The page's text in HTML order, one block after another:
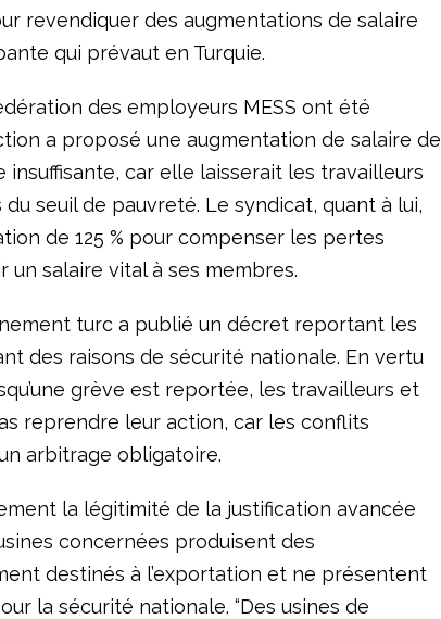
revendiquer des augmentations de salaire
qui prévaut en Turquie.
des employeurs MESS ont été
a proposé une augmentation de salaire de
insuffisante, car elle laisserait les travailleurs
seuil de pauvreté. Le syndicat, quant à lui,
de 125 % pour compenser les pertes
salaire vital à ses membres.
turc a publié un décret reportant les
des raisons de sécurité nationale. En vertu
grève est reportée, les travailleurs et
reprendre leur action, car les conflits
arbitrage obligatoire.
la légitimité de la justification avancée
concernées produisent des
destinés à l’exportation et ne présentent
la sécurité nationale. “Des usines de